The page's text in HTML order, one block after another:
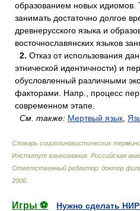
образованием новых идиомов.
занимать достаточно долгое
древнерусского языка и
восточнославянских языков
2. Отказ от использования
этнической идентичности) и
обусловленный различными
факторами. Напр., процесс
современном этапе.
См. также: Мертвый язык
Словарь социолингвистических
Институт языкознания. Российская
Ответственный редактор: доктор
2006
Игры ⚽
Нужно сделать